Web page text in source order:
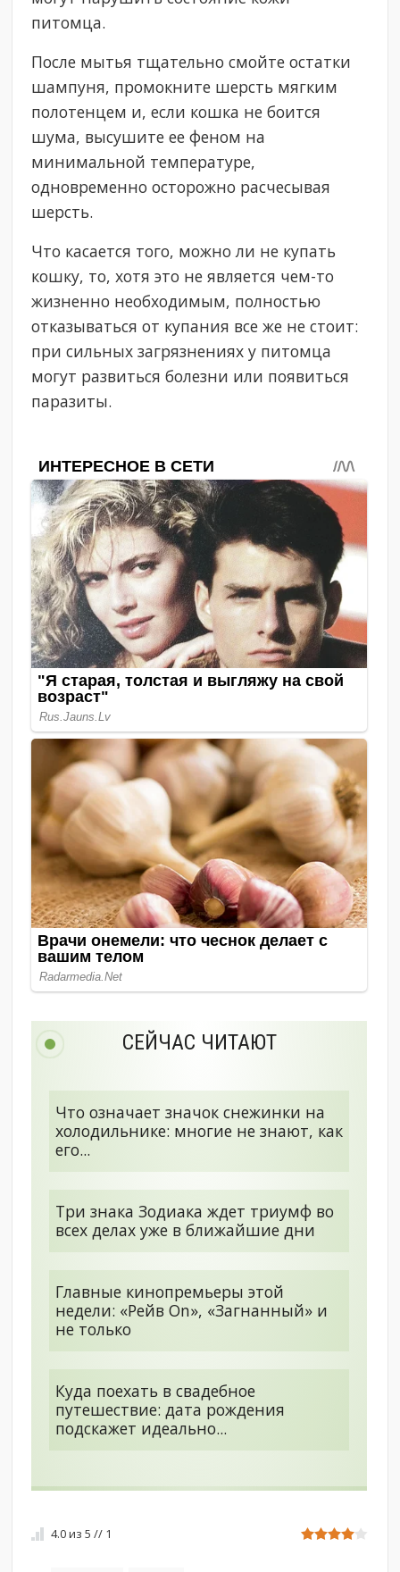
питомца.
После мытья тщательно смойте остатки
шампуня, промокните шерсть мягким
полотенцем и, если кошка не боится
шума, высушите ее феном на
минимальной температуре,
одновременно осторожно расчесывая
шерсть.
Что касается того, можно ли не купать
кошку, то, хотя это не является чем-то
жизненно необходимым, полностью
отказываться от купания все же не стоит:
при сильных загрязнениях у питомца
могут развиться болезни или появиться
паразиты.
СЕЙЧАС ЧИТАЮТ
Что означает значок снежинки на
холодильнике: многие не знают, как
его...
Три знака Зодиака ждет триумф во
всех делах уже в ближайшие дни
Главные кинопремьеры этой
недели: «Рейв On», «Загнанный» и
не только
Куда поехать в свадебное
путешествие: дата рождения
подскажет идеально...
4.0из5 // 1